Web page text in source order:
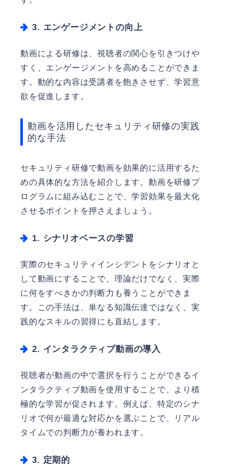
3. エンゲージメントの向上
動画による研修は、視聴者の関心を引きつけや
すく、エンゲージメントを高めることができま
す。動的な内容は受講者を飽きさせず、学習意
欲を促進します。
動画を活用したセキュリティ研修の実践
的な手法
セキュリティ研修で動画を効果的に活用するた
めの具体的な方法を紹介します。動画を研修プ
ログラムに組み込むことで、学習効果を最大化
させるポイントを押さえましょう。
1. シナリオベースの学習
実際のセキュリティインシデントをシナリオと
して動画にすることで、理論だけでなく、実際
に何をすべきかの判断力も養うことができま
す。この手法は、単なる知識伝達ではなく、実
践的なスキルの習得にも直結します。
2. インタラクティブ動画の導入
視聴者が動画の中で選択を行うことができるイ
ンタラクティブ動画を使用することで、より積
極的な学習が促されます。例えば、特定のシナ
リオで何が最適な対応かを選ぶことで、リアル
タイムでの判断力が養われます。
3. 定期的